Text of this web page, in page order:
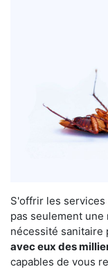
S'offrir les services
pas seulement
nécessité sanitaire
avec eux des
capables de vous